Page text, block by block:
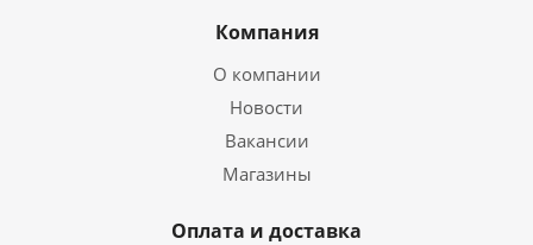
Компания
О компании
Новости
Вакансии
Магазины
Оплата и доставка